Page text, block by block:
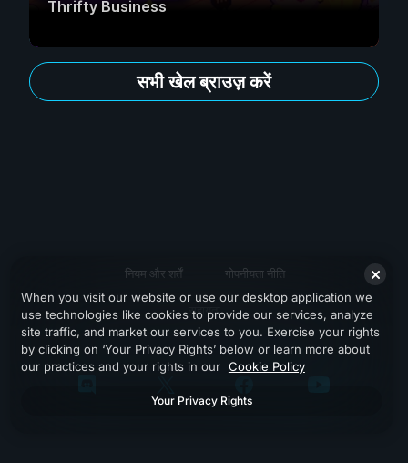
Thrifty Business
सभी खेल ब्राउज़ करें
नियम और शर्तें गोपनीयता नीति
सहायता
When you visit our website or use our desktop application we
use technologies like cookies to provide our services, analyze
site traffic, and market our services to you. Exercise your rights
by clicking on ‘Your Privacy Rights’ below or learn more about
our practices and your rights in our Cookie Policy
Your Privacy Rights